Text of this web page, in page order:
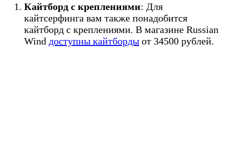
Кайтборд с креплениями: Для
кайтсерфинга вам также понадобится
кайтборд с креплениями. В магазине Russian
Wind доступны кайтборды от 34500 рублей.